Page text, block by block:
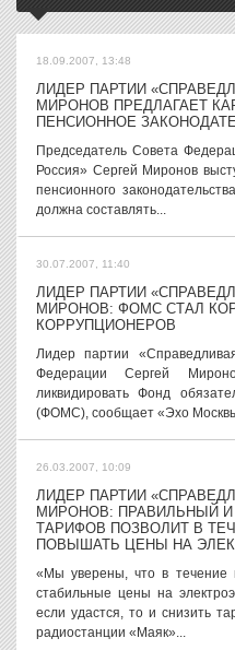
18.09.2007, 13:48
ЛИДЕР ПАРТИИ
МИРОНОВ ПРЕДЛАГАЕТ
ПЕНСИОННОЕ
Председатель Совета
Россия» Сергей Миронов
пенсионного
должна составлять...
30.07.2007, 11:40
ЛИДЕР ПАРТИИ
МИРОНОВ: ФОМС СТАЛ
КОРРУПЦИОНЕРОВ
Лидер партии
Федерации Сергей
ликвидировать Фонд
(ФОМС), сообщает «Эхо
26.03.2007, 10:09
ЛИДЕР ПАРТИИ
МИРОНОВ: ПРАВИЛЬНЫЙ
ТАРИФОВ ПОЗВОЛИТ В
ПОВЫШАТЬ ЦЕНЫ НА
«Мы уверены, что в течение
стабильные цены на
если удастся, то и снизить
радиостанции «Маяк»...